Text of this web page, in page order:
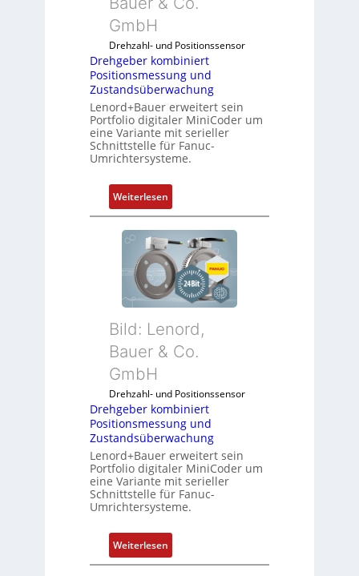
e
x
i
b
e
l
f
r
d
i
e
A
n
w
e
d
u
g
k
o
n
f
i
g
u
e
d
u
l
b
r
i
g
e
n
G
u
n
G
a
e
n
R
a
s
p
e
r
GmbH
Drehzahl- und Positionssensor
Drehgeber kombiniert
Positionsmessung und
Zustandsüberwachung
Lenord+Bauer erweitert sein
Portfolio digitaler MiniCoder um
eine Variante mit serieller
Schnittstelle für Fanuc-
Umrichtersysteme.
Weiterlesen:
D
r
e
h
g
e
e
m
b
i
i
e
r
t
P
o
s
Bild: Lenord,
Bauer & Co.
GmbH
Drehzahl- und Positionssensor
Drehgeber kombiniert
Positionsmessung und
Zustandsüberwachung
Lenord+Bauer erweitert sein
Portfolio digitaler MiniCoder um
eine Variante mit serieller
Schnittstelle für Fanuc-
Umrichtersysteme.
Weiterlesen:
D